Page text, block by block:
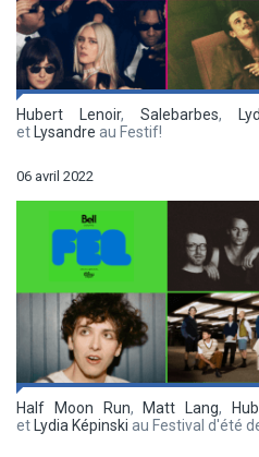
Hubert Lenoir, Salebarbes,
et Lysandre au Festif!
06 avril 2022
Half Moon Run, Matt Lang,
et Lydia Képinski au Festival d'été